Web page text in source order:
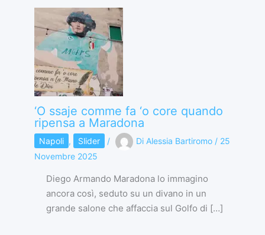
‘O ssaje comme fa ‘o core quando
ripensa a Maradona
Napoli , Slider / Di Alessia Bartiromo / 25
Novembre 2025
Diego Armando Maradona lo immagino
ancora così, seduto su un divano in un
grande salone che affaccia sul Golfo di […]